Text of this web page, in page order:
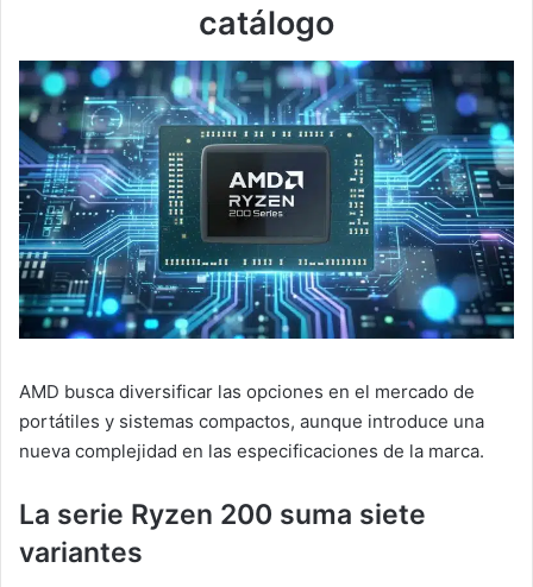
catálogo
AMD busca diversificar las opciones en el mercado de
portátiles y sistemas compactos, aunque introduce una
nueva complejidad en las especificaciones de la marca.
La serie Ryzen 200 suma siete
variantes